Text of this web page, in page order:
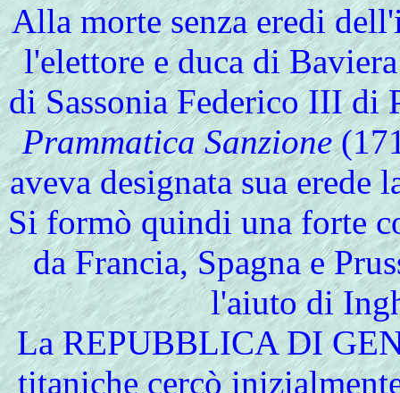
Alla morte senza eredi
l'elettore e duca di
di Sassonia Federico III di
Prammatica Sanzione
aveva designata sua
Si formò quindi una forte
da Francia, Spagna e
l'aiuto di
La REPUBBLICA DI
titaniche cercò